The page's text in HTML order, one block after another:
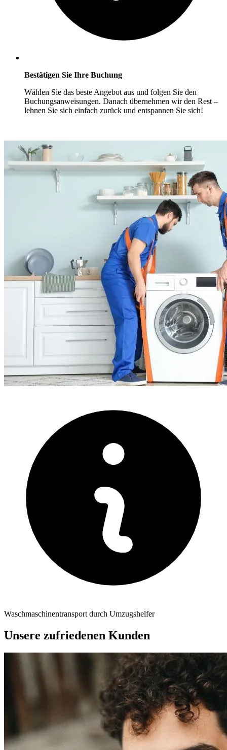
Bestätigen Sie Ihre Buchung
Wählen Sie das beste Angebot aus und folgen Sie den
Buchungsanweisungen. Danach übernehmen wir den Rest –
lehnen Sie sich einfach zurück und entspannen Sie sich!
Waschmaschinentransport durch Umzugshelfer
Unsere zufriedenen Kunden